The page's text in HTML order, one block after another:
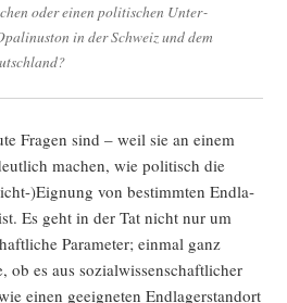
oder einen poli­ti­schen Unter­
in der Schweiz und dem
Fra­gen sind – weil sie an einem
machen, wie poli­tisch die
)Eignung von bestimm­ten End­la­
Es geht in der Tat nicht nur um
Para­me­ter; ein­mal ganz
ob es aus sozi­al­wis­sen­schaft­li­cher
einen geeig­ne­ten End­la­ger­stand­ort